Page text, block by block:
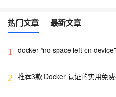
热门文章 最新文章
1 docker “no space left on
2 推荐3款 Docker 认证的实用免